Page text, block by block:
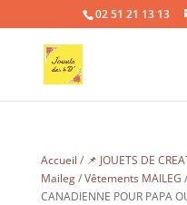
02 51 21 13 13
Accueil / 📌 JOUETS DE
Maileg/Vêtements MAILEG
CANADIENNE POUR PAPA